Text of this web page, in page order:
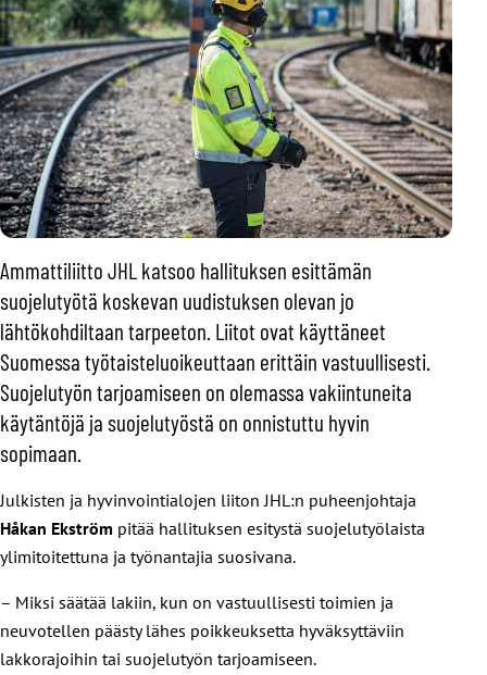
Ammattiliitto JHL katsoo hallituksen esittämän
suojelutyötä koskevan uudistuksen olevan jo
lähtökohdiltaan tarpeeton. Liitot ovat käyttäneet
Suomessa työtaisteluoikeuttaan erittäin vastuullisesti.
Suojelutyön tarjoamiseen on olemassa vakiintuneita
käytäntöjä ja suojelutyöstä on onnistuttu hyvin
sopimaan.
Julkisten ja hyvinvointialojen liiton JHL:n puheenjohtaja
Håkan Ekström pitää hallituksen esitystä suojelutyölaista
ylimitoitettuna ja työnantajia suosivana.
– Miksi säätää lakiin, kun on vastuullisesti toimien ja
neuvotellen päästy lähes poikkeuksetta hyväksyttäviin
lakkorajoihin tai suojelutyön tarjoamiseen.